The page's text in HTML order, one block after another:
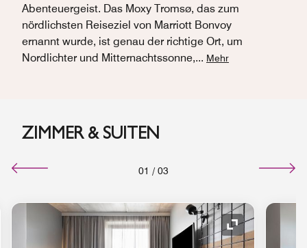
Abenteuergeist. Das Moxy Tromsø, das zum
nördlichsten Reiseziel von Marriott Bonvoy
ernannt wurde, ist genau der richtige Ort, um
Nordlichter und Mitternachtssonne,... Mehr
ZIMMER & SUITEN
01 / 03
"Ausklappen" Symbol